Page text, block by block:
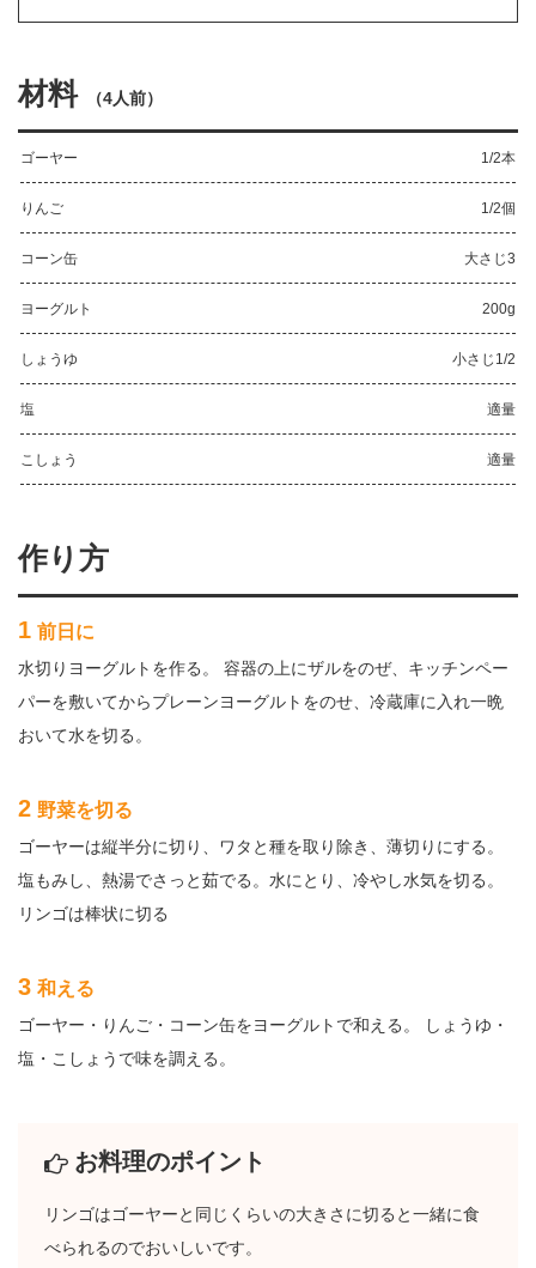
材料 （4人前）
ゴーヤー 1/2本
りんご 1/2個
コーン缶 大さじ3
ヨーグルト 200g
しょうゆ 小さじ1/2
塩 適量
こしょう 適量
作り方
1 前日に
水切りヨーグルトを作る。 容器の上にザルをのぜ、キッチンペー
パーを敷いてからプレーンヨーグルトをのせ、冷蔵庫に入れ一晩
おいて水を切る。
2 野菜を切る
ゴーヤーは縦半分に切り、ワタと種を取り除き、薄切りにする。
塩もみし、熱湯でさっと茹でる。水にとり、冷やし水気を切る。
リンゴは棒状に切る
3 和える
ゴーヤー・りんご・コーン缶をヨーグルトで和える。 しょうゆ・
塩・こしょうで味を調える。
お料理のポイント
リンゴはゴーヤーと同じくらいの大きさに切ると一緒に食
べられるのでおいしいです。